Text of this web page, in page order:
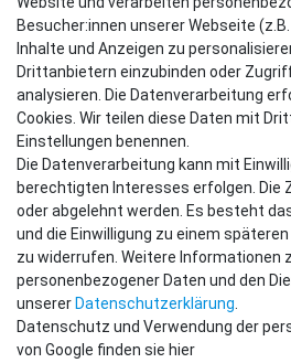
Besucher:innen unserer Webseite
Inhalte und Anzeigen zu
Drittanbietern einzubinden oder
analysieren. Die Datenverarbeitung
Cookies. Wir teilen diese Daten mit
Einstellungen benennen.
Die Datenverarbeitung kann mit
berechtigten Interesses erfolgen. Die
oder abgelehnt werden. Es besteht
und die Einwilligung zu einem
zu widerrufen. Weitere Informationen
personenbezogener Daten und den
unserer Daten­schutz­erklärung
Datenschutz und Verwendung der
von Google finden sie hier